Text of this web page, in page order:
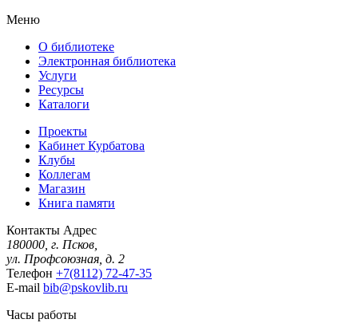
Меню
О библиотеке
Электронная библиотека
Услуги
Ресурсы
Каталоги
Проекты
Кабинет Курбатова
Клубы
Коллегам
Магазин
Книга памяти
Контакты Адрес
180000, г. Псков,
ул. Профсоюзная, д. 2
Телефон +7(8112) 72-47-35
E-mail bib@pskovlib.ru
Часы работы